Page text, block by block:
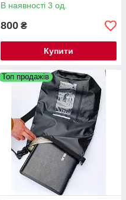
В наявності 3 од.
800 ₴
Купити
Топ продажів